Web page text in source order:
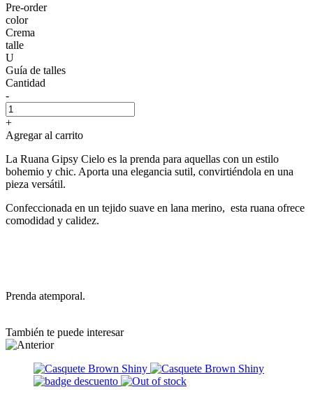
Pre-order
color
Crema
talle
U
Guía de talles
Cantidad
-
+
Agregar al carrito
La Ruana Gipsy Cielo es la prenda para aquellas con un estilo
bohemio y chic. Aporta una elegancia sutil, convirtiéndola en una
pieza versátil.
Confeccionada en un tejido suave en lana merino, esta ruana ofrece
comodidad y calidez.
Prenda atemporal.
También te puede interesar